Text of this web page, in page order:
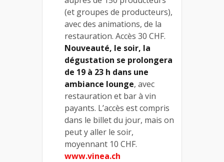
(et groupes de producteurs),
avec des animations, de la
restauration. Accès 30 CHF.
Nouveauté, le soir, la
dégustation se prolongera
de 19 à 23 h dans une
ambiance lounge, avec
restauration et bar à vin
payants. L’accès est compris
dans le billet du jour, mais on
peut y aller le soir,
moyennant 10 CHF.
www.vinea.ch